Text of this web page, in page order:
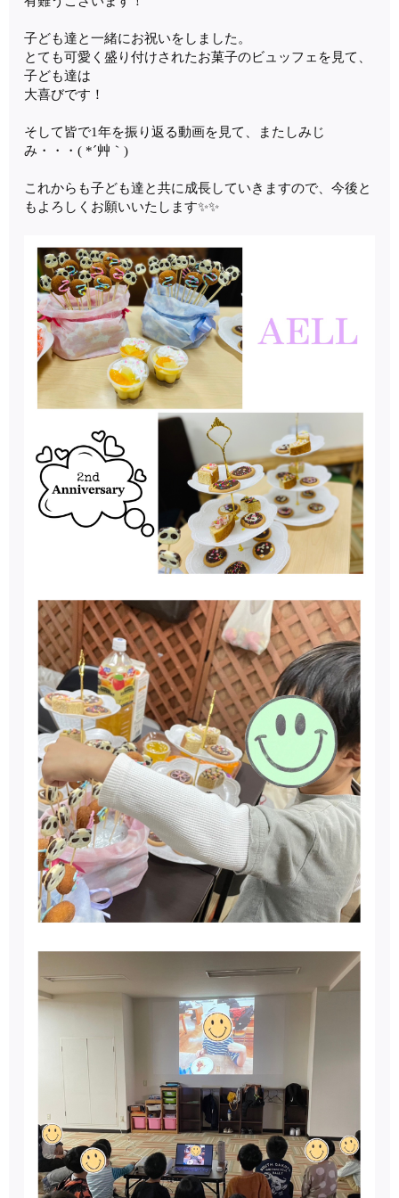
子ども達と一緒にお祝いをしました。
とても可愛く盛り付けされたお菓子のビュッフェを見て、
子ども達は
大喜びです！
そして皆で1年を振り返る動画を見て、またしみじ
み・・・( *´艸｀)
これからも子ども達と共に成長していきますので、今後と
もよろしくお願いいたします✨✨